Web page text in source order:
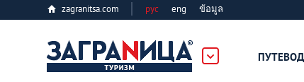
zagranitsa.com рус eng ข้อมูล